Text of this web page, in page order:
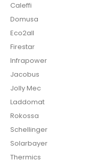
Caleffi
Domusa
Eco2all
Firestar
Infrapower
Jacobus
Jolly Mec
Laddomat
Rokossa
Schellinger
Solarbayer
Thermics